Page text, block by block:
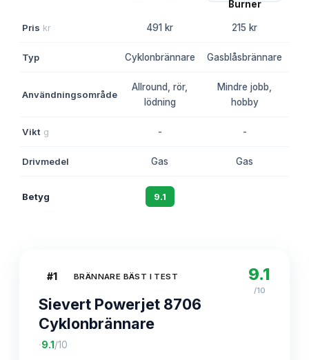
Pris kr 491 kr 215 kr
Typ Cyklonbrännare Gasblåsbrännare
Användningsområde
Allround, rör,
lödning
Mindre jobb,
hobby
Vikt g - -
Drivmedel Gas Gas
Betyg 9.1
#1 BRÄNNARE BÄST I TEST
Sievert Powerjet 8706
Cyklonbrännare
·9.1 /10
9.1
/10